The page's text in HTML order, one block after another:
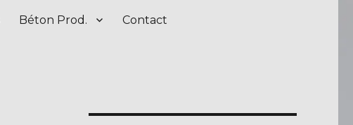
Béton Prod. Contact